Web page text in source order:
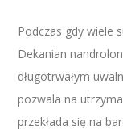
Podczas gdy wiele
Dekanian
długotrwałym
pozwala na
przekłada się na